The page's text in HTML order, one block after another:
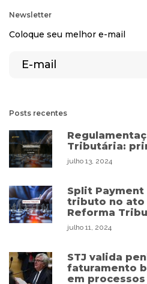
Newsletter
Coloque seu melhor e-mail
Posts recentes
Tributária:
julho 13, 2024
Split
tributo no ato
Reforma
julho 11, 2024
STJ valida
faturamento
em processos